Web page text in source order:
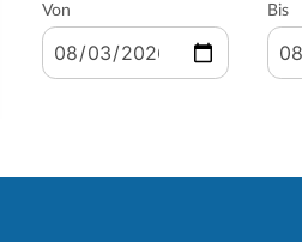
Von Bis